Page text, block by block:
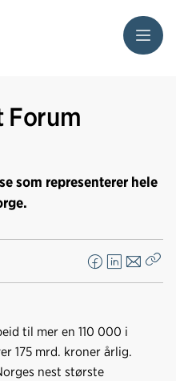
Meny
Forum
som representerer hele
F
a
e
b
o
L
i
k
e
E
-
o
s
til mer en 110 000 i
175 mrd. kroner årlig.
nest største